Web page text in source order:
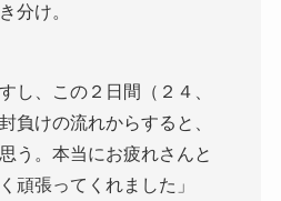
分け。
し、この２日間（２４、
負けの流れからすると、
う。本当にお疲れさんと
頑張ってくれました」